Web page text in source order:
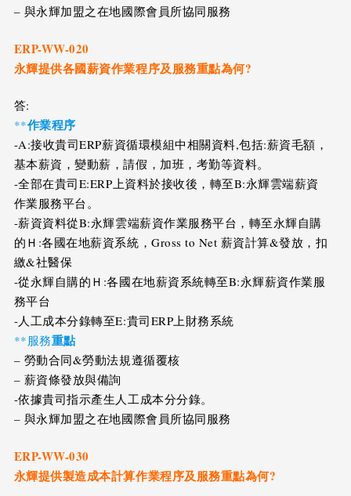
– 與永輝加盟之在地國際會員所協同服務
ERP-WW-020
永輝提供各國薪資作業程序及服務重點為何?
答:
**作業程序
-A:接收貴司ERP薪資循環模組中相關資料,包括:薪資毛額，
基本薪資，變動薪，請假，加班，考勤等資料。
-全部在貴司E:ERP上資料於接收後，轉至B:永輝雲端薪資
作業服務平台。
-薪資資料從B:永輝雲端薪資作業服務平台，轉至永輝自購
的Ｈ:各國在地薪資系統，Gross to Net 薪資計算&發放，扣
繳&社醫保
-從永輝自購的Ｈ:各國在地薪資系統轉至B:永輝薪資作業服
務平台
-人工成本分錄轉至E:貴司ERP上財務系統
**服務重點
– 勞動合同&勞動法規遵循覆核
– 薪資條發放與備詢
-依據貴司指示產生人工成本分分錄。
– 與永輝加盟之在地國際會員所協同服務
ERP-WW-030
永輝提供製造成本計算作業程序及服務重點為何?